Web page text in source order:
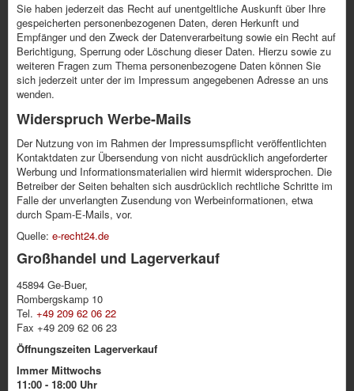
Sie haben jederzeit das Recht auf unentgeltliche Auskunft über Ihre
gespeicherten personenbezogenen Daten, deren Herkunft und
Empfänger und den Zweck der Datenverarbeitung sowie ein Recht auf
Berichtigung, Sperrung oder Löschung dieser Daten. Hierzu sowie zu
weiteren Fragen zum Thema personenbezogene Daten können Sie
sich jederzeit unter der im Impressum angegebenen Adresse an uns
wenden.
Widerspruch Werbe-Mails
Der Nutzung von im Rahmen der Impressumspflicht veröffentlichten
Kontaktdaten zur Übersendung von nicht ausdrücklich angeforderter
Werbung und Informationsmaterialien wird hiermit widersprochen. Die
Betreiber der Seiten behalten sich ausdrücklich rechtliche Schritte im
Falle der unverlangten Zusendung von Werbeinformationen, etwa
durch Spam-E-Mails, vor.
Quelle: e-recht24.de
Großhandel und Lagerverkauf
45894 Ge-Buer,
Rombergskamp 10
Tel. +49 209 62 06 22
Fax +49 209 62 06 23
Öffnungszeiten Lagerverkauf
Immer Mittwochs
11:00 - 18:00 Uhr